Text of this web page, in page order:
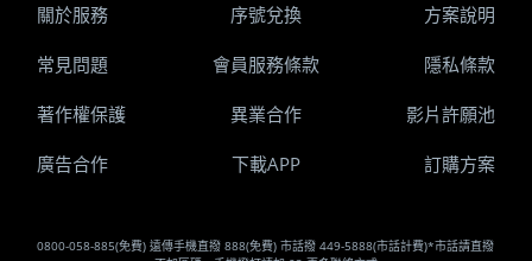
0800-058-885(免費) 遠傳手機直撥 888(免費) 市話撥 449-5888(市話計費)*市話請直撥
關於服務 序號兌換 方案說明
常見問題 會員服務條款 隱私條款
著作權保護 異業合作 影片許願池
廣告合作 下載APP 訂購方案